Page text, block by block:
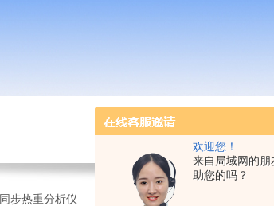
欢迎您！
来自局域网的
助您的吗？
同步热重分析仪